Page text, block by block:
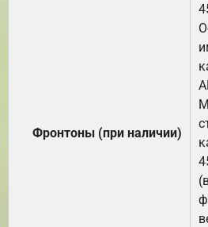
Фронтоны (при наличии)